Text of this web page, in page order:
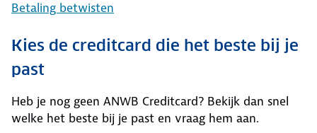
Betaling betwisten
Kies de creditcard die het beste bij je
past
Heb je nog geen ANWB Creditcard? Bekijk dan snel
welke het beste bij je past en vraag hem aan.